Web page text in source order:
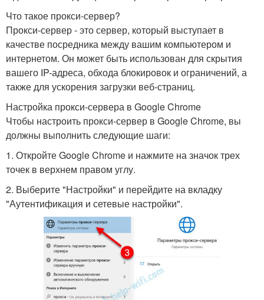
Что такое прокси-сервер?
Прокси-сервер - это сервер, который выступает в
качестве посредника между вашим компьютером и
интернетом. Он может быть использован для скрытия
вашего IP-адреса, обхода блокировок и ограничений, а
также для ускорения загрузки веб-страниц.
Настройка прокси-сервера в Google Chrome
Чтобы настроить прокси-сервер в Google Chrome, вы
должны выполнить следующие шаги:
1. Откройте Google Chrome и нажмите на значок трех
точек в верхнем правом углу.
2. Выберите "Настройки" и перейдите на вкладку
"Аутентификация и сетевые настройки".